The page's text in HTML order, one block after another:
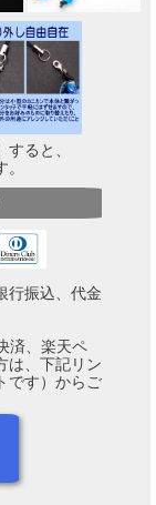
ると、
行振込、代金
済、楽天ペ
は、下記リン
です）からご